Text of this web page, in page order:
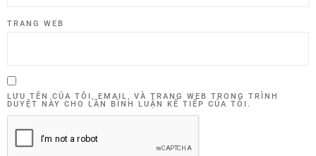
TRANG WEB
LƯU TÊN CỦA TÔI, EMAIL, VÀ TRANG WEB TRONG TRÌNH
DUYỆT NÀY CHO LẦN BÌNH LUẬN KẾ TIẾP CỦA TÔI.